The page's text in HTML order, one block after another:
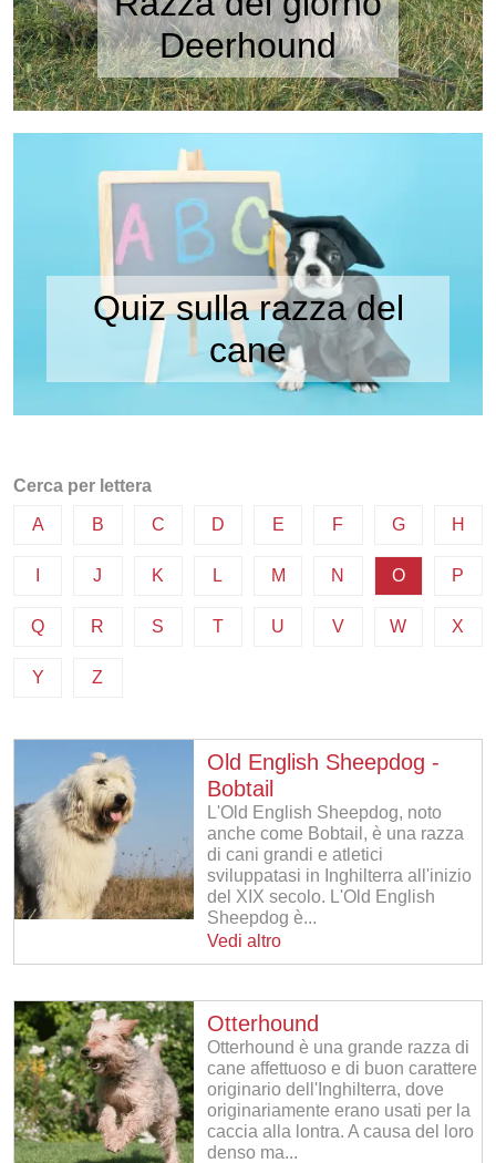
Deerhound
Quiz sulla razza del
cane
Cerca per lettera
A B C D E F G H
J K L M N O P
Q R S T U V W X
Y Z
Old English Sheepdog -
Bobtail
L'Old English Sheepdog, noto
anche come Bobtail, è una razza
di cani grandi e atletici
sviluppatasi in Inghilterra all'inizio
del XIX secolo. L'Old English
Sheepdog è...
Vedi altro
Otterhound
Otterhound è una grande razza di
cane affettuoso e di buon carattere
originario dell'Inghilterra, dove
originariamente erano usati per la
caccia alla lontra. A causa del loro
denso ma...